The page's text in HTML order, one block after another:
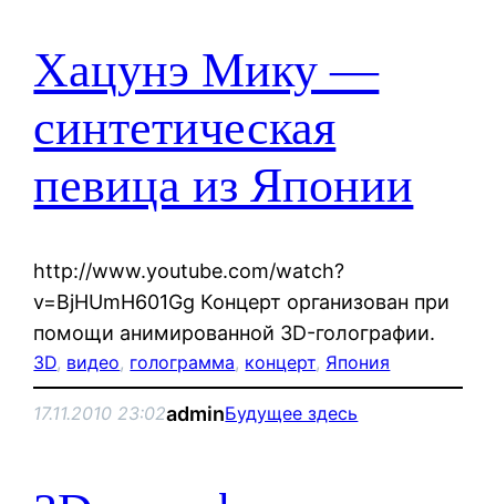
Хацунэ Мику —
синтетическая
певица из Японии
http://www.youtube.com/watch?
v=BjHUmH601Gg Концерт организован при
помощи анимированной 3D-голографии.
3D, видео, голограмма, концерт, Япония
17.11.2010 23:02adminБудущее здесь